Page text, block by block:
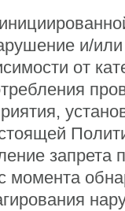
и/или
от
запрета
момента